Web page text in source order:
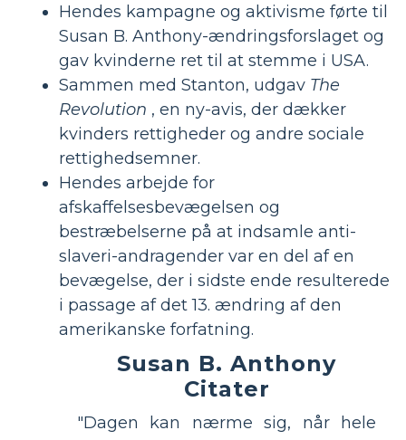
Hendes kampagne og aktivisme førte til
Susan B. Anthony-ændringsforslaget og
gav kvinderne ret til at stemme i USA.
Sammen med Stanton, udgav The
Revolution , en ny-avis, der dækker
kvinders rettigheder og andre sociale
rettighedsemner.
Hendes arbejde for
afskaffelsesbevægelsen og
bestræbelserne på at indsamle anti-
slaveri-andragender var en del af en
bevægelse, der i sidste ende resulterede
i passage af det 13. ændring af den
amerikanske forfatning.
Susan B. Anthony
Citater
"Dagen kan nærme sig, når hele